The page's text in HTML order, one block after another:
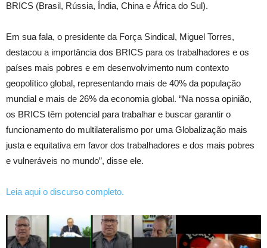
BRICS (Brasil, Rússia, Índia, China e África do Sul).
Em sua fala, o presidente da Força Sindical, Miguel Torres,
destacou a importância dos BRICS para os trabalhadores e os
países mais pobres e em desenvolvimento num contexto
geopolítico global, representando mais de 40% da população
mundial e mais de 26% da economia global. “Na nossa opinião,
os BRICS têm potencial para trabalhar e buscar garantir o
funcionamento do multilateralismo por uma Globalização mais
justa e equitativa em favor dos trabalhadores e dos mais pobres
e vulneráveis no mundo”, disse ele.
Leia aqui o discurso completo.